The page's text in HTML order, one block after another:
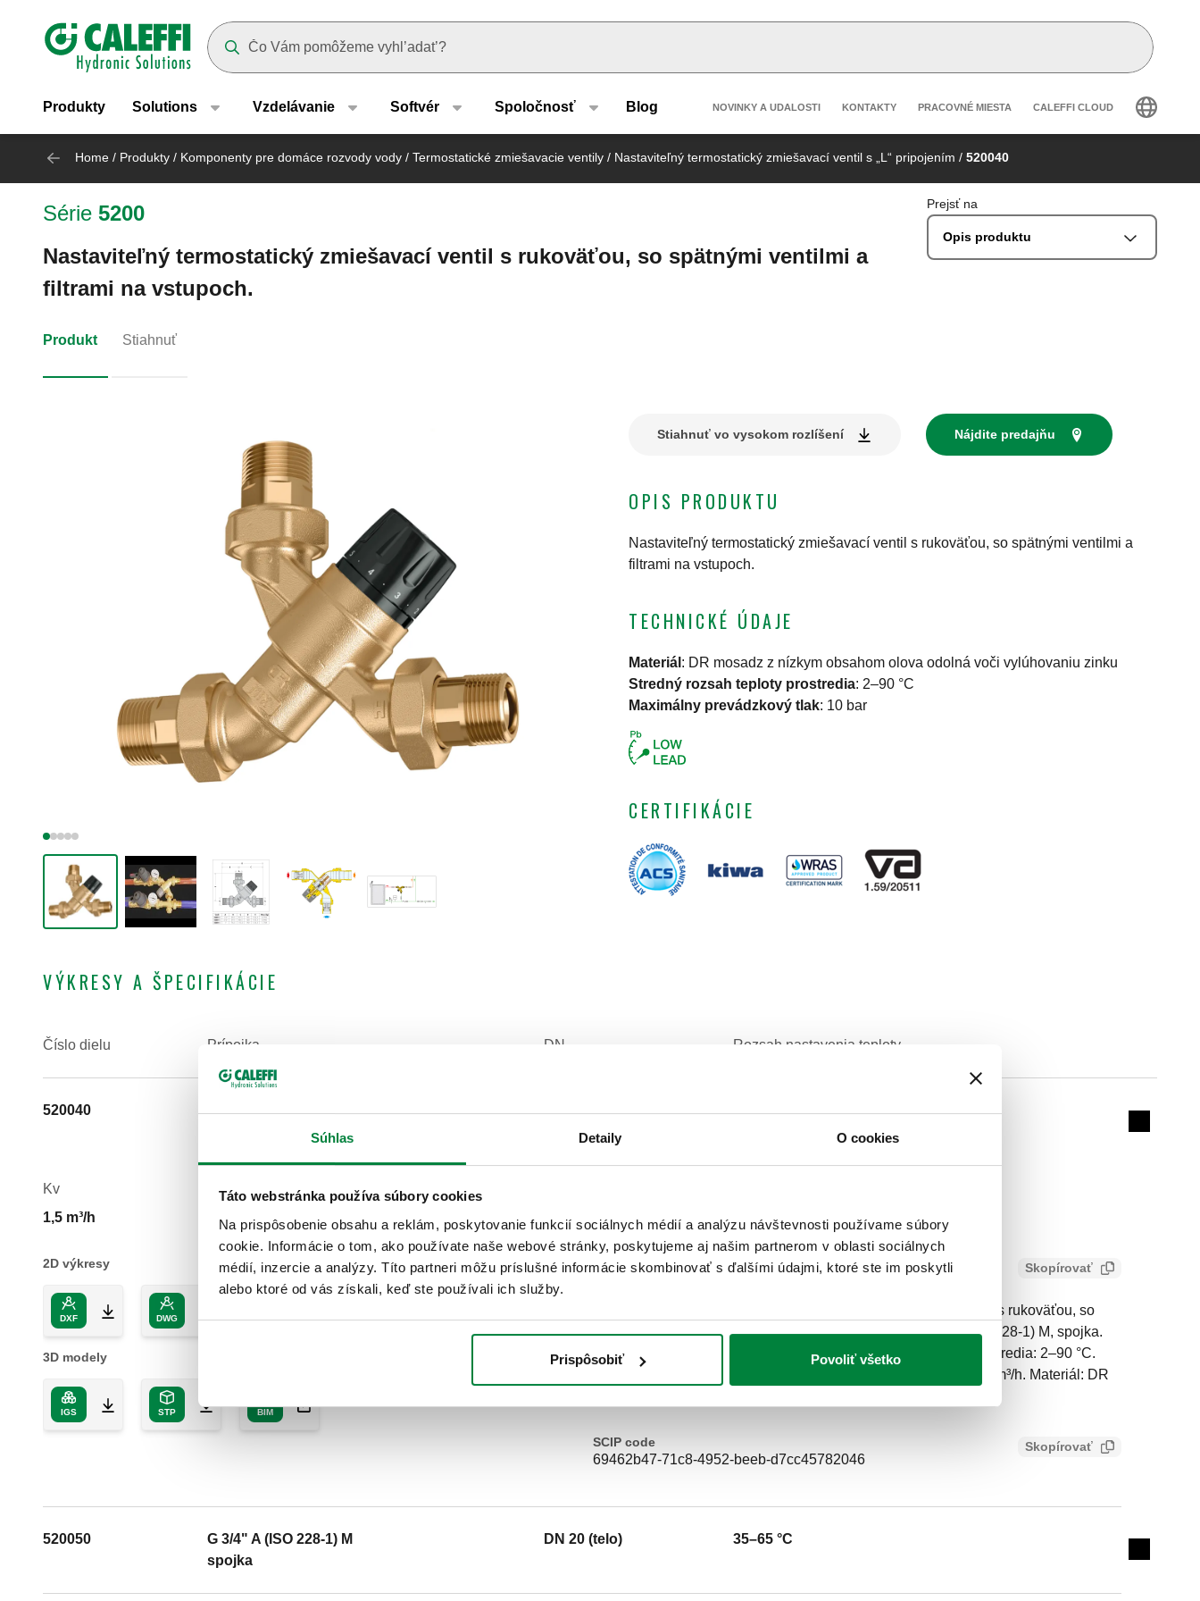
Súhlas Detaily O cookies
Táto webstránka používa súbory cookies
Na prispôsobenie obsahu a reklám, poskytovanie funkcií sociálnych médií a analýzu návštevnosti používame súbory
cookie. Informácie o tom, ako používate naše webové stránky, poskytujeme aj našim partnerom v oblasti sociálnych
médií, inzercie a analýzy. Títo partneri môžu príslušné informácie skombinovať s ďalšími údajmi, ktoré ste im poskytli
alebo ktoré od vás získali, keď ste používali ich služby.
Prispôsobiť Povoliť všetko
Header main navigation
Produkty Solutions Vzdelávanie Softvér Spoločnosť Blog Header secondary navigation
NOVINKY A UDALOSTI KONTAKTY PRACOVNÉ MIESTA CALEFFI CLOUD
Home / Produkty / Komponenty pre domáce rozvody vody / Termostatické zmiešavacie ventily / Nastaviteľný termostatický zmiešavací ventil s „L“ pripojením / 520040
Série 5200
Nastaviteľný termostatický zmiešavací ventil s rukoväťou, so spätnými ventilmi a
filtrami na vstupoch.
Prejsť na
Opis produktu
Produkt Stiahnuť
Stiahnuť vo vysokom rozlíšení Nájdite predajňu
OPIS PRODUKTU
Nastaviteľný termostatický zmiešavací ventil s rukoväťou, so spätnými ventilmi a
filtrami na vstupoch.
TECHNICKÉ ÚDAJE
Materiál : DR mosadz z nízkym obsahom olova odolná voči vylúhovaniu zinku
Stredný rozsah teploty prostredia: 2–90 °C
Maximálny prevádzkový tlak: 10 bar
CERTIFIKÁCIE
VÝKRESY A ŠPECIFIKÁCIE
Číslo dielu Prípojka DN
Rozsah nastavenia teploty
520040
G 1/2" A (ISO 228-1) M
DN 15 (telo)
35–65 °C
Collapse
Kv
1,5 m³/h
2D výkresy
DXF DWG PDF
3D modely
IGS STP BIM
Text ponuky Skopírovať
CALEFFI, 520040. Nastaviteľný termostatický zmiešavací ventil s rukoväťou, so
spätnými ventilmi a filtrami na vstupoch. Prípojka: G 1/2" A (ISO 228-1) M, spojka.
Maximálny prevádzkový tlak: 10 bar. Stredný rozsah teploty prostredia: 2–90 °C.
Rozsah nastavenia teploty: 35–65 °C. DN: DN 15 (telo). Kv: 1,5 m³/h. Materiál: DR
SCIP code
69462b47-71c8-4952-beeb-d7cc45782046
Skopírovať
520050
G 3/4" A (ISO 228-1) M
spojka
DN 20 (telo)
35–65 °C
Expand